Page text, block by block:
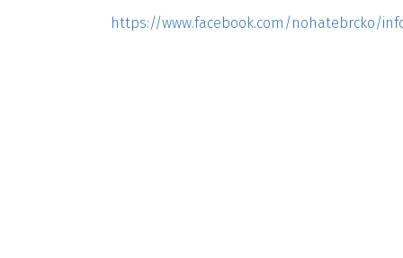
https://www.facebook.com/nohatebrcko/